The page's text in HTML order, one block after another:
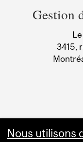
and
University
Gestion
3415,
Nous utilisons